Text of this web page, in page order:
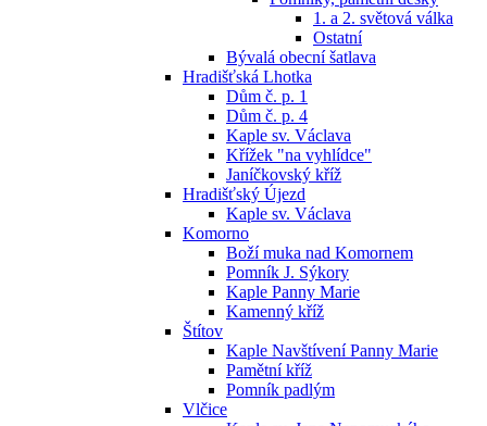
1. a 2. světová válka
Ostatní
Bývalá obecní šatlava
Hradišťská Lhotka
Dům č. p. 1
Dům č. p. 4
Kaple sv. Václava
Křížek "na vyhlídce"
Janíčkovský kříž
Hradišťský Újezd
Kaple sv. Václava
Komorno
Boží muka nad Komornem
Pomník J. Sýkory
Kaple Panny Marie
Kamenný kříž
Štítov
Kaple Navštívení Panny Marie
Pamětní kříž
Pomník padlým
Vlčice